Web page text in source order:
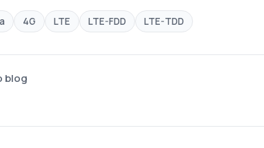
4G LTE LTE-FDD LTE-TDD
blog